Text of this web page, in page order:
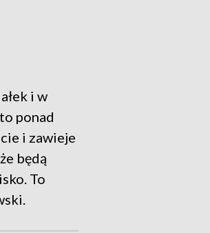
i w
ponad
i zawieje
będą
To